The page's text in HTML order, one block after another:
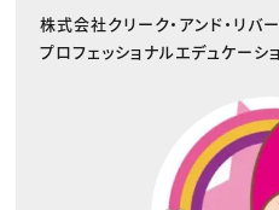
株式会社クリーク・アンド・リバ
プロフェッショナルエデュケーシ